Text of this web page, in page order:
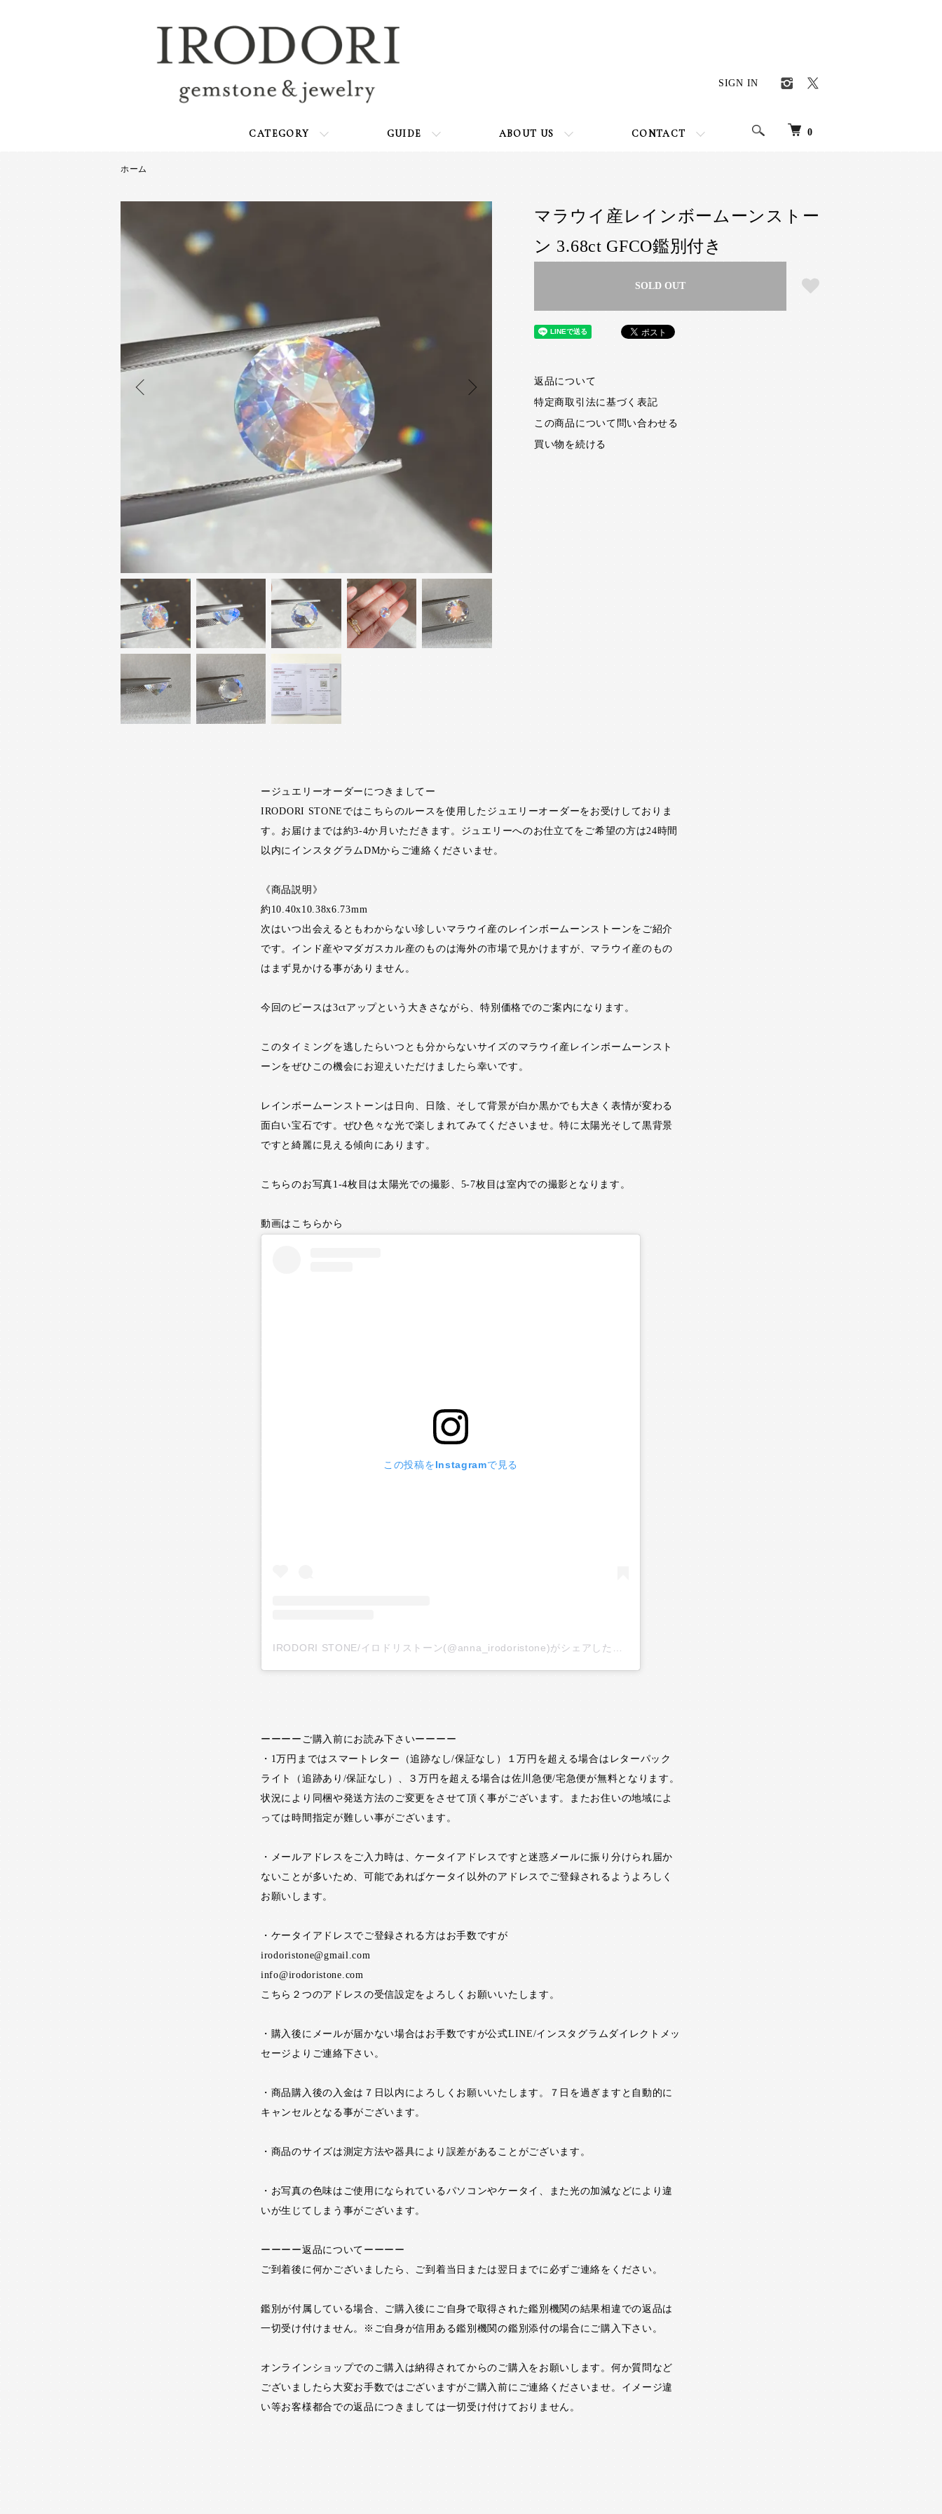
0
CATEGORY GUIDE ABOUT US CONTACT
SIGN IN
ホーム
マラウイ産レインボームーンストー
ン 3.68ct GFCO鑑別付き
SOLD OUT
返品について
特定商取引法に基づく表記
この商品について問い合わせる
買い物を続ける
ージュエリーオーダーにつきましてー
IRODORI STONEではこちらのルースを使用したジュエリーオーダーをお受けしておりま
す。お届けまでは約3-4か月いただきます。ジュエリーへのお仕立てをご希望の方は24時間
以内にインスタグラムDMからご連絡くださいませ。
《商品説明》
約10.40x10.38x6.73mm
次はいつ出会えるともわからない珍しいマラウイ産のレインボームーンストーンをご紹介
です。インド産やマダガスカル産のものは海外の市場で見かけますが、マラウイ産のもの
はまず見かける事がありません。
今回のピースは3ctアップという大きさながら、特別価格でのご案内になります。
このタイミングを逃したらいつとも分からないサイズのマラウイ産レインボームーンスト
ーンをぜひこの機会にお迎えいただけましたら幸いです。
レインボームーンストーンは日向、日陰、そして背景が白か黒かでも大きく表情が変わる
面白い宝石です。ぜひ色々な光で楽しまれてみてくださいませ。特に太陽光そして黒背景
ですと綺麗に見える傾向にあります。
こちらのお写真1-4枚目は太陽光での撮影、5-7枚目は室内での撮影となります。
動画はこちらから
この投稿をInstagramで見る
IRODORI STONE/イロドリストーン(@anna_irodoristone)がシェアした投稿
ーーーーご購入前にお読み下さいーーーー
・1万円まではスマートレター（追跡なし/保証なし）１万円を超える場合はレターパック
ライト（追跡あり/保証なし）、３万円を超える場合は佐川急便/宅急便が無料となります。
状況により同梱や発送方法のご変更をさせて頂く事がございます。またお住いの地域によ
っては時間指定が難しい事がございます。
・メールアドレスをご入力時は、ケータイアドレスですと迷惑メールに振り分けられ届か
ないことが多いため、可能であればケータイ以外のアドレスでご登録されるようよろしく
お願いします。
・ケータイアドレスでご登録される方はお手数ですが
irodoristone@gmail.com
info@irodoristone.com
こちら２つのアドレスの受信設定をよろしくお願いいたします。
・購入後にメールが届かない場合はお手数ですが公式LINE/インスタグラムダイレクトメッ
セージよりご連絡下さい。
・商品購入後の入金は７日以内によろしくお願いいたします。７日を過ぎますと自動的に
キャンセルとなる事がございます。
・商品のサイズは測定方法や器具により誤差があることがございます。
・お写真の色味はご使用になられているパソコンやケータイ、また光の加減などにより違
いが生じてしまう事がございます。
ーーーー返品についてーーーー
ご到着後に何かございましたら、ご到着当日または翌日までに必ずご連絡をください。
鑑別が付属している場合、ご購入後にご自身で取得された鑑別機関の結果相違での返品は
一切受け付けません。※ご自身が信用ある鑑別機関の鑑別添付の場合にご購入下さい。
オンラインショップでのご購入は納得されてからのご購入をお願いします。何か質問など
ございましたら大変お手数ではございますがご購入前にご連絡くださいませ。イメージ違
い等お客様都合での返品につきましては一切受け付けておりません。